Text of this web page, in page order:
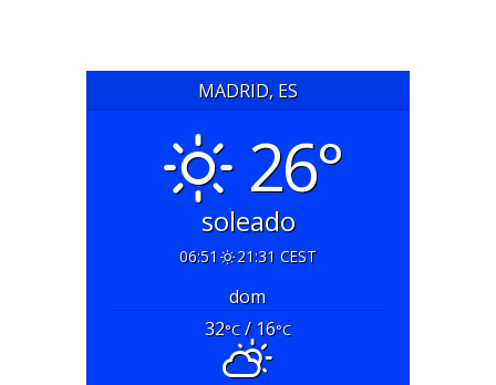
MADRID, ES
26°
soleado
06:51 21:31 CEST
dom
32°C/ 16°C